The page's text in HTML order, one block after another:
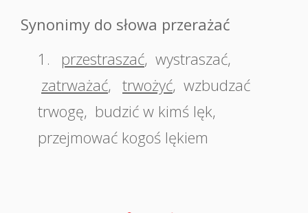
Synonimy do słowa przerażać
1.
przestraszać, wystraszać,
zatrważać, trwożyć, wzbudzać
trwogę, budzić w kimś lęk,
przejmować kogoś lękiem